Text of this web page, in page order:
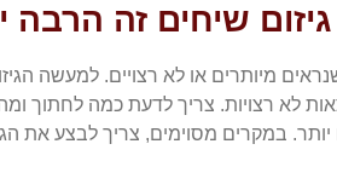
גיזום שיחים זה הרבה
מיותרים או לא רצויים. למעשה
לא רצויות. צריך לדעת כמה לחתוך ומה
יותר. במקרים מסוימים, צריך לבצע את